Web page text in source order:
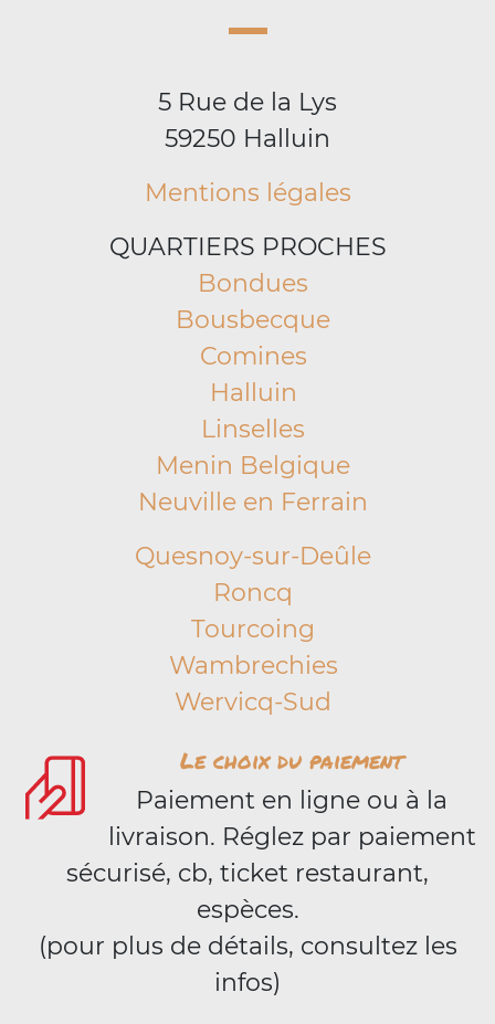
5 Rue de la Lys
59250 Halluin
Mentions légales
QUARTIERS PROCHES
Bondues
Bousbecque
Comines
Halluin
Linselles
Menin Belgique
Neuville en Ferrain
Quesnoy-sur-Deûle
Roncq
Tourcoing
Wambrechies
Wervicq-Sud
Le choix du paiement
Paiement en ligne ou à la
livraison. Réglez par paiement
sécurisé, cb, ticket restaurant,
espèces.
(pour plus de détails, consultez les
infos)